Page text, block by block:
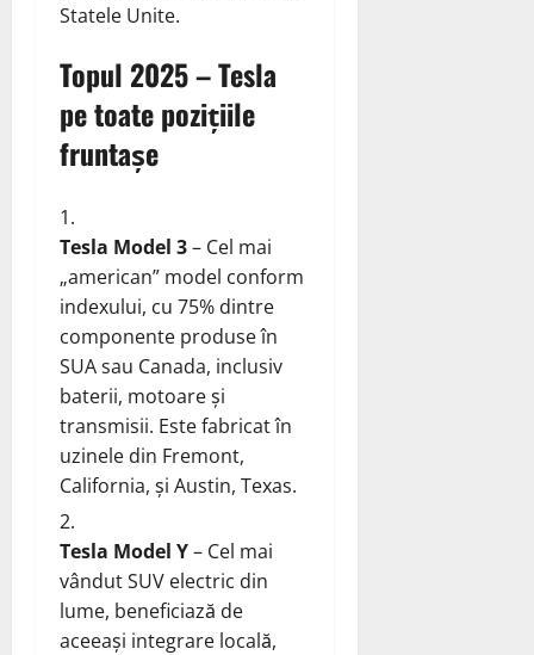
Statele Unite.
Topul 2025 – Tesla
pe toate pozițiile
fruntașe
Tesla Model 3– Cel mai
„american” model conform
indexului, cu 75% dintre
componente produse în
SUA sau Canada, inclusiv
baterii, motoare și
transmisii. Este fabricat în
uzinele din Fremont,
California, și Austin, Texas.
Tesla Model Y– Cel mai
vândut SUV electric din
lume, beneficiază de
aceeași integrare locală,